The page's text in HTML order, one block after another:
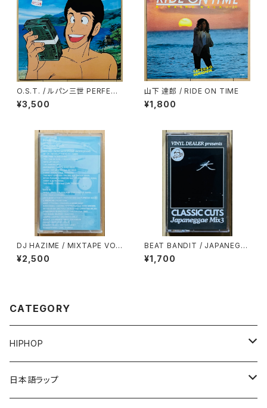
O.S.T. / ルパン三世 PERFECT
COLLECTION
¥3,500
山下 達郎 / RIDE ON TIME
¥1,800
DJ HAZIME / MIXTAPE VO
L.7
¥2,500
BEAT BANDIT / JAPANEGG
AE MIX 3(CLASSIC CUTS)
¥1,700
CATEGORY
HIPHOP
12"/7"
日本語ラップ